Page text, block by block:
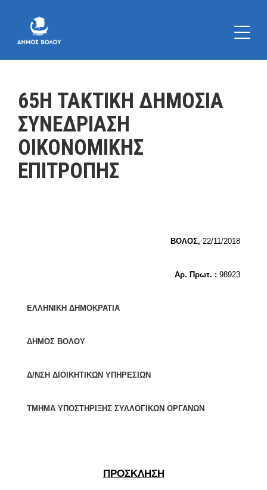
65Η ΤΑΚΤΙΚΗ ΔΗΜΟΣΙΑ
ΣΥΝΕΔΡΙΑΣΗ
ΟΙΚΟΝΟΜΙΚΗΣ
ΕΠΙΤΡΟΠΗΣ
ΒΟΛΟΣ, 22/11/2018
Αρ. Πρωτ. : 98923
ΕΛΛΗΝΙΚΗ ΔΗΜΟΚΡΑΤΙΑ
ΔΗΜΟΣ ΒΟΛΟΥ
Δ/ΝΣΗ ΔΙΟΙΚΗΤΙΚΩΝ ΥΠΗΡΕΣΙΩΝ
ΤΜΗΜΑ ΥΠΟΣΤΗΡΙΞΗΣ ΣΥΛΛΟΓΙΚΩΝ ΟΡΓΑΝΩΝ
ΠΡΟΣΚΛΗΣΗ